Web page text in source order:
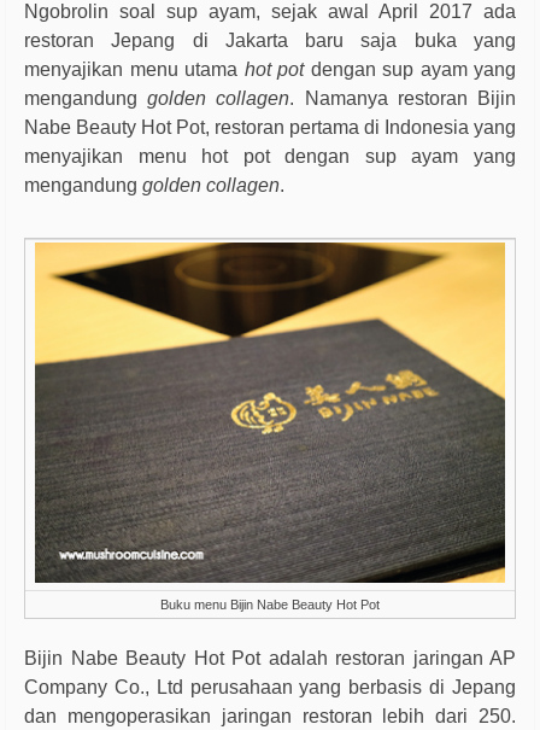
Ngobrolin soal sup ayam, sejak awal April 2017 ada
restoran Jepang di Jakarta baru saja buka yang
menyajikan menu utama hot potdengan sup ayam yang
mengandunggolden collagen. Namanya restoran Bijin
Nabe Beauty Hot Pot, restoran pertama di Indonesia yang
menyajikan menu hot pot dengan sup ayam yang
mengandung golden collagen.
Buku menu Bijin Nabe Beauty Hot Pot
Bijin Nabe Beauty Hot Pot adalah restoran jaringan AP
Company Co., Ltd perusahaan yang berbasis di Jepang
dan mengoperasikan jaringan restoran lebih dari 250.